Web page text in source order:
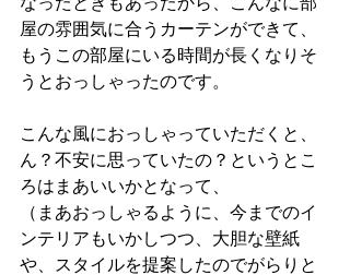
屋の雰囲気に合うカーテンができて、
もうこの部屋にいる時間が長くなりそ
うとおっしゃったのです。
こんな風におっしゃっていただくと、
ん？不安に思っていたの？というとこ
ろはまあいいかとなって、
（まあおっしゃるように、今までのイ
ンテリアもいかしつつ、大胆な壁紙
や、スタイルを提案したのでがらりと